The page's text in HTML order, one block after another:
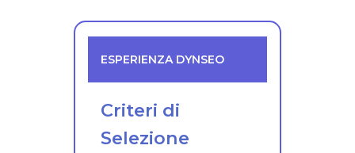
ESPERIENZA DYNSEO
Criteri di
Selezione